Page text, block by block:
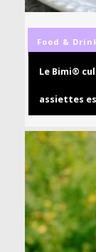
Food &
Le Bimi®
assiettes